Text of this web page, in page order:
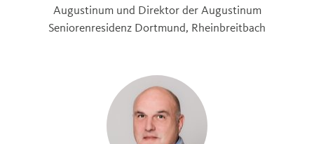
Augustinum und Direktor der Augustinum
Seniorenresidenz Dortmund, Rheinbreitbach